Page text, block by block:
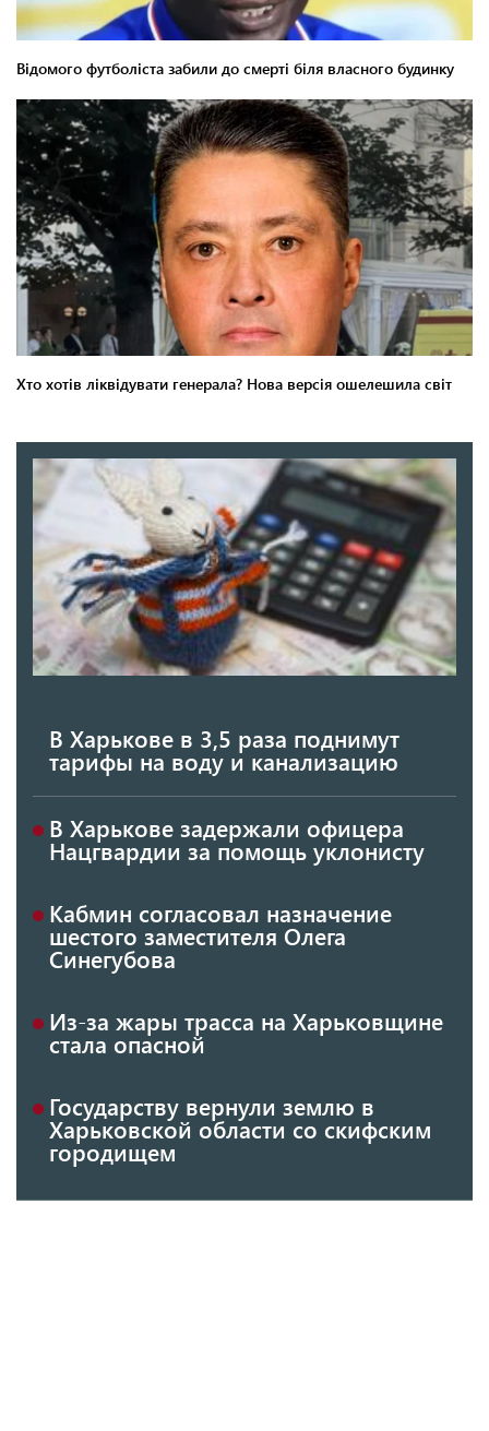
В Харькове в 3,5 раза поднимут
тарифы на воду и канализацию
В Харькове задержали офицера
Нацгвардии за помощь уклонисту
Кабмин согласовал назначение
шестого заместителя Олега
Синегубова
Из-за жары трасса на Харьковщине
стала опасной
Государству вернули землю в
Харьковской области со скифским
городищем